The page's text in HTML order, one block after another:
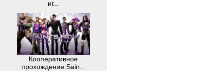
иг...
Кооперативное
прохождение Sain...